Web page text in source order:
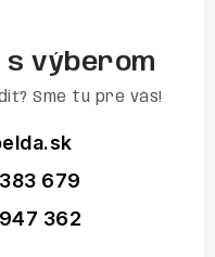
s výberom
Sme tu pre vás!
679
362